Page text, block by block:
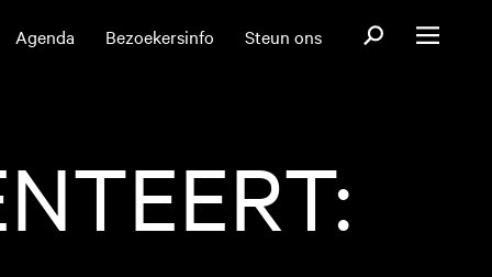
Agenda Bezoekersinfo Steun ons OpenOpen menu